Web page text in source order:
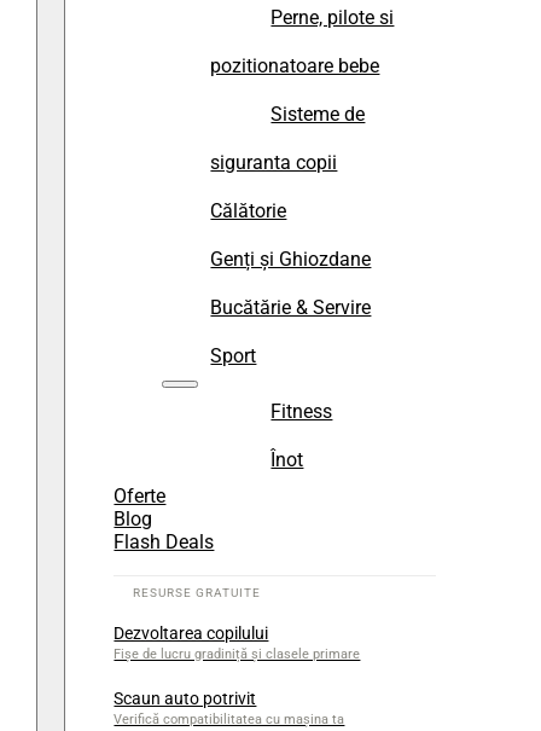
Perne, pilote si
pozitionatoare bebe
Sisteme de
siguranta copii
Călătorie
Genți și Ghiozdane
Bucătărie & Servire
Sport
Fitness
Înot
Oferte
Blog
Flash Deals
Dezvoltarea copilului
Fișe de lucru gradiniță și clasele primare
Scaun auto potrivit
Verifică compatibilitatea cu mașina ta